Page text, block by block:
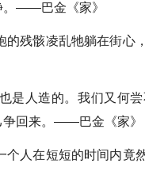
。——巴金《家》
残骸凌乱牠躺在街心
人造的。我们又何尝
争回来。——巴金《家》
人在短短的时间内竟